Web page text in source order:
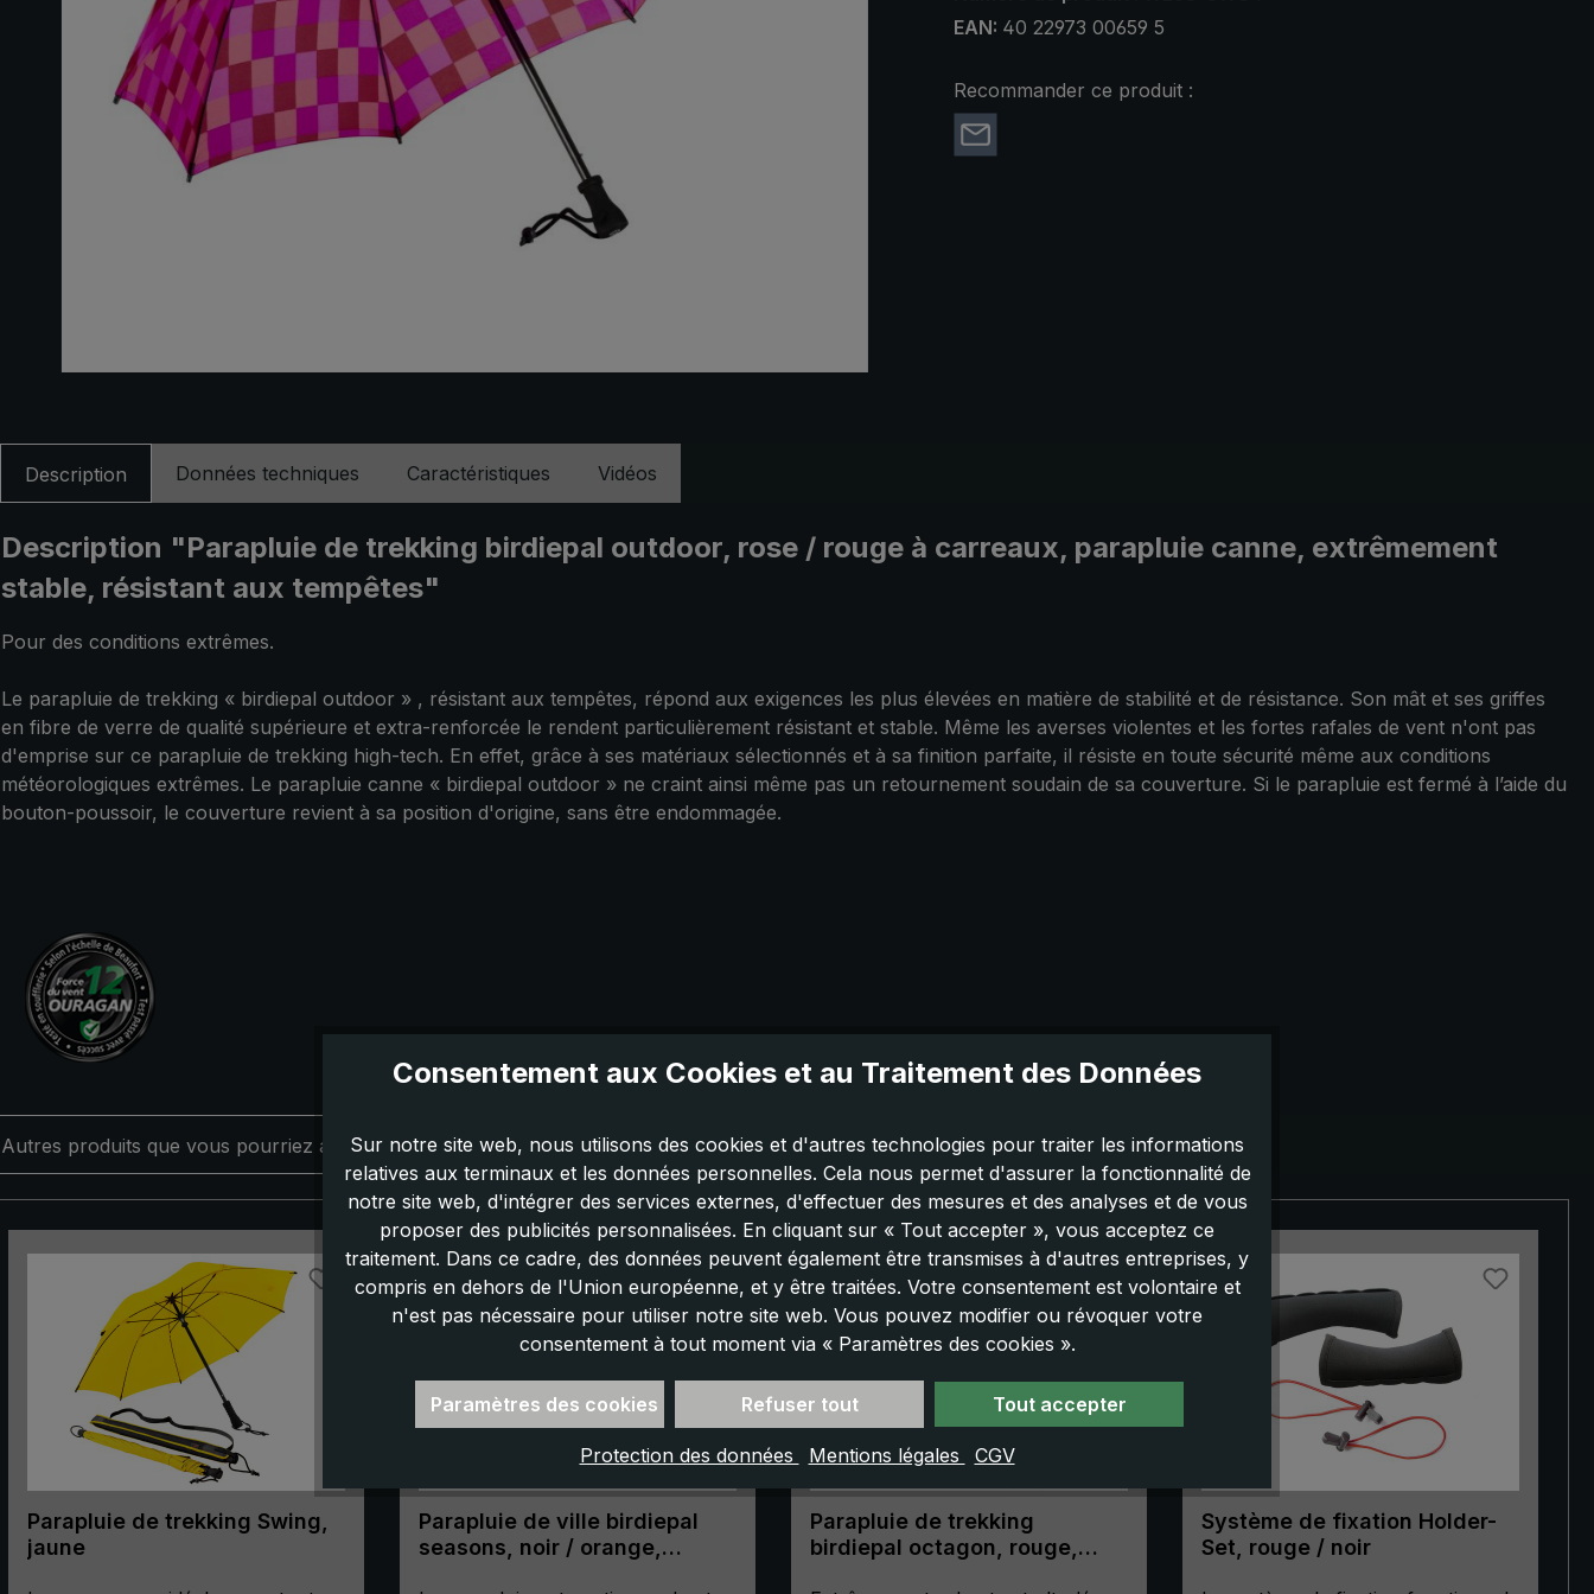
EAN: 40 22973 00659 5
Recommander ce produit :
Description Données techniques Caractéristiques Vidéos
Description "Parapluie de trekking birdiepal outdoor, rose / rouge à carreaux, parapluie canne, extrêmement
stable, résistant aux tempêtes"
Pour des conditions extrêmes.
Le parapluie de trekking « birdiepal outdoor » , résistant aux tempêtes, répond aux exigences les plus élevées en matière de stabilité et de résistance. Son mât et ses griffes
en fibre de verre de qualité supérieure et extra-renforcée le rendent particulièrement résistant et stable. Même les averses violentes et les fortes rafales de vent n'ont pas
d'emprise sur ce parapluie de trekking high-tech. En effet, grâce à ses matériaux sélectionnés et à sa finition parfaite, il résiste en toute sécurité même aux conditions
météorologiques extrêmes. Le parapluie canne « birdiepal outdoor » ne craint ainsi même pas un retournement soudain de sa couverture. Si le parapluie est fermé à l’aide du
bouton-poussoir, le couverture revient à sa position d'origine, sans être endommagée.
Autres produits que vous pourriez aimer :
Parapluie de trekking Swing,
jaune
Parapluie de ville birdiepal
seasons, noir / orange,
Parapluie de trekking
birdiepal octagon, rouge,
Système de fixation Holder-
Set, rouge / noir
Consentement aux Cookies et au Traitement des Données
Sur notre site web, nous utilisons des cookies et d'autres technologies pour traiter les informations
relatives aux terminaux et les données personnelles. Cela nous permet d'assurer la fonctionnalité de
notre site web, d'intégrer des services externes, d'effectuer des mesures et des analyses et de vous
proposer des publicités personnalisées. En cliquant sur « Tout accepter », vous acceptez ce
traitement. Dans ce cadre, des données peuvent également être transmises à d'autres entreprises, y
compris en dehors de l'Union européenne, et y être traitées. Votre consentement est volontaire et
n'est pas nécessaire pour utiliser notre site web. Vous pouvez modifier ou révoquer votre
consentement à tout moment via « Paramètres des cookies ».
Paramètres des cookies Refuser tout Tout accepter
Protection des données Mentions légales CGV